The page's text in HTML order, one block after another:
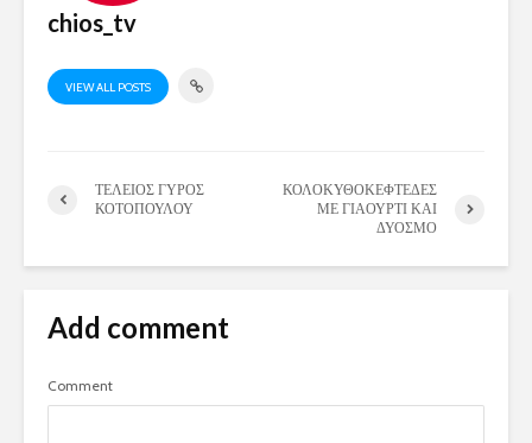
chios_tv
VIEW ALL POSTS
ΤΕΛΕΙΟΣ ΓΥΡΟΣ
ΚΟΤΟΠΟΥΛΟΥ
ΚΟΛΟΚΥΘΟΚΕΦΤΕΔΕΣ
ΜΕ ΓΙΑΟΥΡΤΙ ΚΑΙ
ΔΥΟΣΜΟ
Add comment
Comment